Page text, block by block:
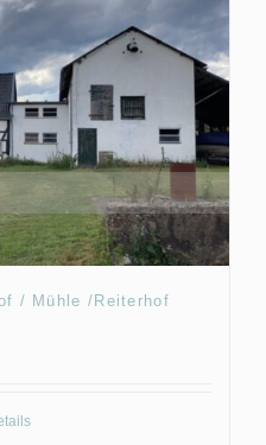
/ Mühle /Reiterhof